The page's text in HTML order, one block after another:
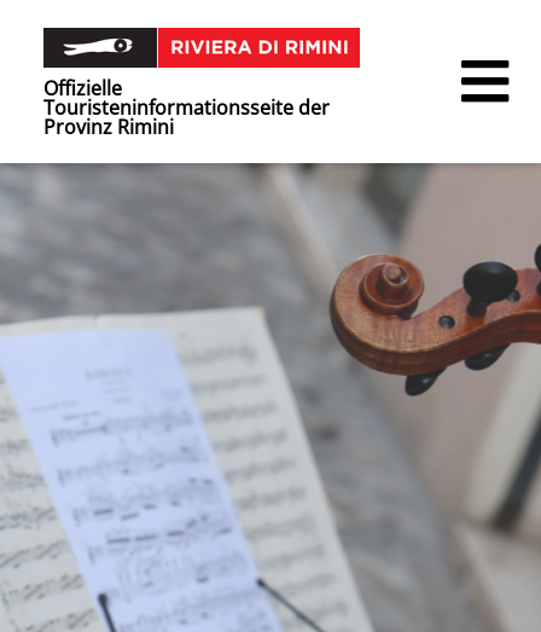
Offizielle
Touristeninformationsseite der
Provinz Rimini